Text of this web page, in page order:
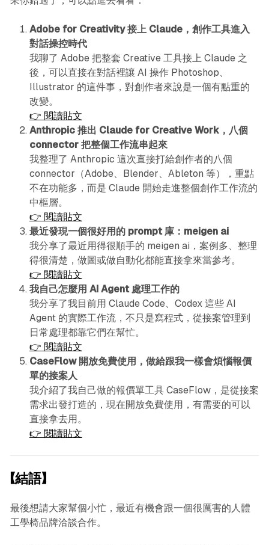
Adobe for Creativity 接上 Claude，創作工具進入
對話操控時代
我聊了 Adobe 把整套 Creative 工具接上 Claude 之
後，可以直接在對話裡讓 AI 操作 Photoshop、
Illustrator 的這件事，對創作者來說是一個有點重的
改變。
👉 閱讀貼文
Anthropic 推出 Claude for Creative Work，八個
connector 把整個工作流串起來
我整理了 Anthropic 這次直接打給創作者的八個
connector（Adobe、Blender、Ableton 等），重點
不在功能多，而是 Claude 開始走進整個創作工作流的
中樞層。
👉 閱讀貼文
最近發現一個很好用的 prompt 庫：meigen ai
我分享了最近用得很順手的 meigen ai，案例多、整理
得很清楚，做圖或做自動化都能直接拿來當參考。
👉 閱讀貼文
我自己怎麼用 AI Agent 處理工作的
我分享了我目前用 Claude Code、Codex 這些 AI
Agent 的實際工作流，不只是寫程式，從接案管理到
日常處理都靠它們在幫忙。
👉 閱讀貼文
CaseFlow 開放免費使用，做給跟我一樣會煩惱報價
單的接案人
我介紹了我自己做的報價單工具 CaseFlow，是從接案
需求出發打造的，現在開放免費使用，有需要的可以
直接拿去用。
👉 閱讀貼文
【結語】
最後想請大家幫個小忙，最近有機會跟一個很厲害的人體
工學椅品牌洽談合作。